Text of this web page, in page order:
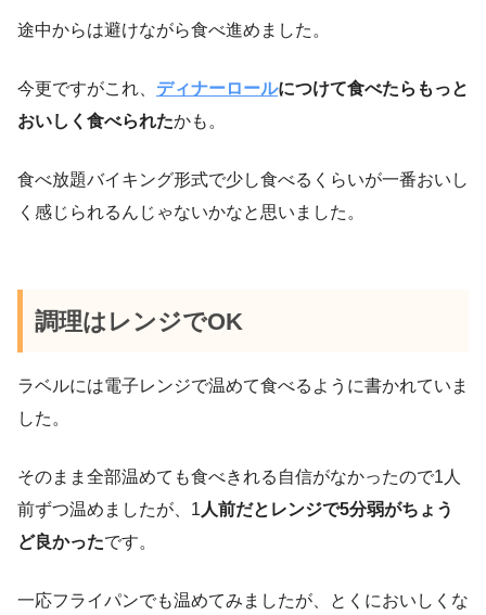
途中からは避けながら食べ進めました。
今更ですがこれ、 ディナーロールにつけて食べたらもっと
おいしく食べられたかも。
食べ放題バイキング形式で少し食べるくらいが一番おいし
く感じられるんじゃないかなと思いました。
調理はレンジでOK
ラベルには電子レンジで温めて食べるように書かれていま
した。
そのまま全部温めても食べきれる自信がなかったので1人
前ずつ温めましたが、1 人前だとレンジで5分弱がちょう
ど良かったです。
一応フライパンでも温めてみましたが、とくにおいしくな